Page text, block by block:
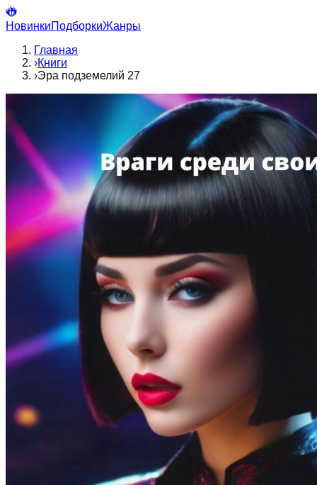
НовинкиПодборкиЖанры
Главная
›Книги
›Эра подземелий 27